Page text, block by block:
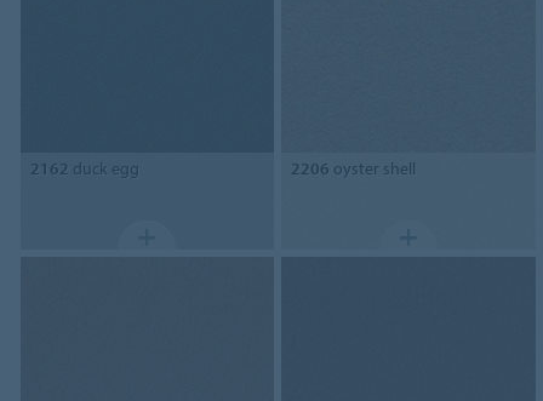
2162 duck egg 2206 oyster shell